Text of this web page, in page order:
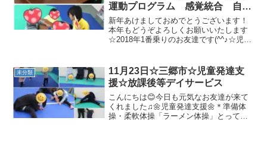
運動プログラム 感覚統合 自閉
症 発達障害 埼玉県 三郷市
吉川市 八潮市 気になる子
新年あけましておめでとうございます！
本年もどうぞよろしくお願いいたします
☆2018年1番乗りのお友達です(^^♪☆児童
「変身にんじゃじゃん！」☆柔軟体操☆
壁倒立☆マッ...
未分類
11月23日☆三郷市☆児童発達支
援☆放課後等デイサービス
こんにちは😊今日も元気なお友達が来て
くれました♫🌼児童発達支援🌼＊準備体
操・柔軟体操「ラーメン体操」とっても